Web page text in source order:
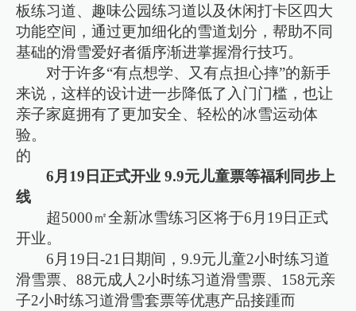
板练习道、趣味公园练习道以及休闲打卡区四大
功能空间，通过更加细化的雪道划分，帮助不同
基础的滑雪爱好者循序渐进掌握滑行技巧。
对于许多“有点想学、又有点担心摔”的新手
来说，这样的设计进一步降低了入门门槛，也让
亲子家庭拥有了更加安全、轻松的冰雪运动体
验。
的
6月19日正式开业 9.9元儿童票等福利同步上
线
超5000㎡全新冰雪练习区将于6月19日正式
开业。
6月19日-21日期间，9.9元儿童2小时练习道
滑雪票、88元成人2小时练习道滑雪票、158元亲
子2小时练习道滑雪套票等优惠产品接踵而